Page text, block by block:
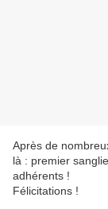
Après de
là : premier
adhérents !
Félicitations !